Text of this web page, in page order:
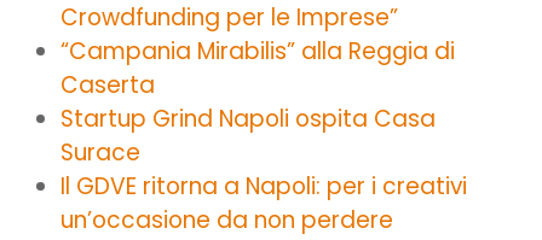
Crowdfunding per le Imprese”
“Campania Mirabilis” alla Reggia di
Caserta
Startup Grind Napoli ospita Casa
Surace
Il GDVE ritorna a Napoli: per i creativi
un’occasione da non perdere